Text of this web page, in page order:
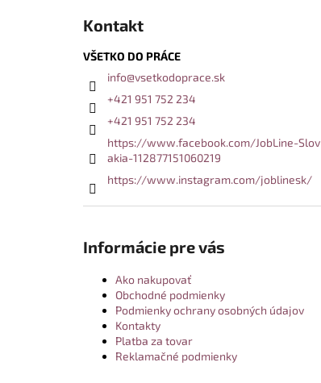
Kontakt
VŠETKO DO PRÁCE
info@vsetkodoprace.sk
+421 951 752 234
+421 951 752 234
https://www.facebook.com/JobLine-Slov
akia-112877151060219
https://www.instagram.com/joblinesk/
Informácie pre vás
Ako nakupovať
Obchodné podmienky
Podmienky ochrany osobných údajov
Kontakty
Platba za tovar
Reklamačné podmienky